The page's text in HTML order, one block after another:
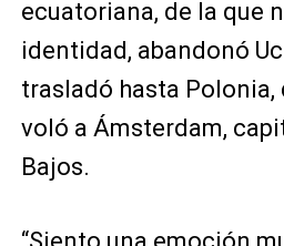
ecuatoriana, de la que
identidad, abandonó
trasladó hasta Polonia,
voló a Ámsterdam,
Bajos.